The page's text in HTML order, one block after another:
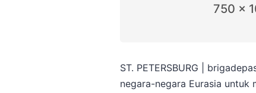
750 x
ST. PETERSBURG |
negara-negara Eurasia untuk